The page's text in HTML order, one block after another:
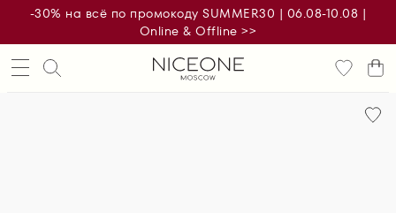
-30% на всё по промокоду SUMMER30 | 06.08-10.08 |
Online & Offline >>